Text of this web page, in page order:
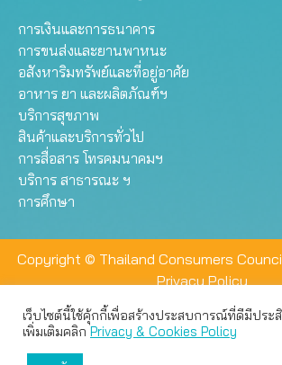
การเงินและการธนาคาร
การขนส่งและยานพาหนะ
อสังหาริมทรัพย์และที่อยู่อาศัย
อาหาร ยา และผลิตภัณฑ์ฯ
บริการสุขภาพ
สินค้าและบริการทั่วไป
การสื่อสาร โทรคมนาคมฯ
บริการ สาธารณะ ฯ
การศึกษา
Copyright © Thailand Consumers
Privacy Policy
เว็บไซต์นี้ใช้คุ้กกี้เพื่อสร้างประสบการณ์ที่ดีมีปร
เพิ่มเติมคลิกPrivacy & Cookies Policy
เว็บไซต์นี้ใช้คุกกี้เพื่อมอบประสบการณ์การใช้ง
สามารถเลือกตั้งค่าความเป็นส่วนตัวได้